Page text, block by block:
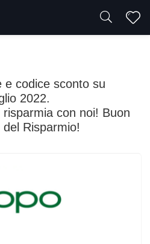
e codice sconto su
2022.
con noi! Buon
Risparmio!